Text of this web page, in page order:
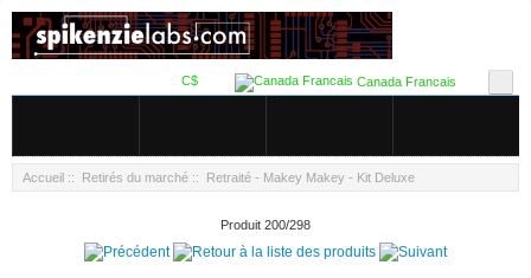
Canada Francais
C$
Accueil :: Retirés du marché :: Retraité - Makey Makey - Kit Deluxe
Produit 200/298